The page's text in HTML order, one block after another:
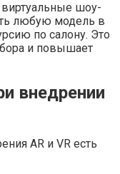
шоу-
любую модель в
по салону. Это
и повышает
внедрении
AR и VR есть